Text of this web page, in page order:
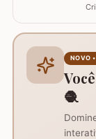
NOVO
🧶